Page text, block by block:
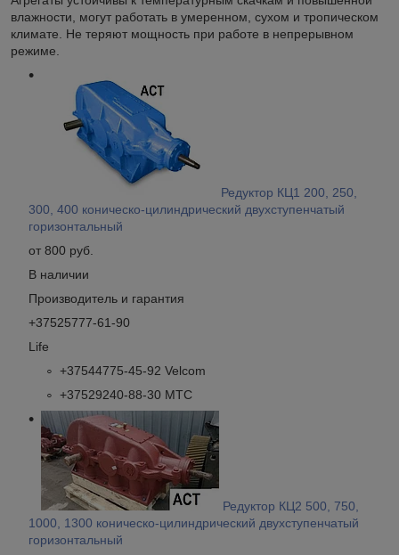
влажности, могут работать в умеренном, сухом и тропическом
климате. Не теряют мощность при работе в непрерывном
режиме.
Редуктор КЦ1 200, 250,
300, 400 коническо-цилиндрический двухступенчатый
горизонтальный
от 800 руб.
В наличии
Производитель и гарантия
+37525777-61-90
Life
+37544775-45-92 Velcom
+37529240-88-30 МТС
Редуктор КЦ2 500, 750,
1000, 1300 коническо-цилиндрический двухступенчатый
горизонтальный